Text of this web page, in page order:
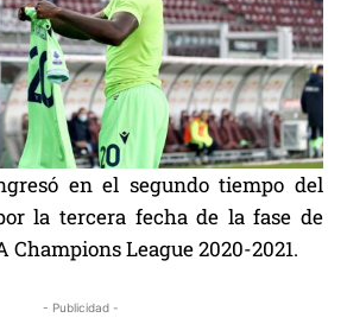
en el segundo tiempo del
la tercera fecha de la fase de
Champions League 2020-2021.
- Publicidad -